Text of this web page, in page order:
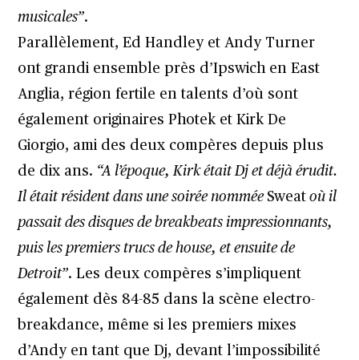
musicales”.
Parallèlement, Ed Handley et Andy Turner
ont grandi ensemble près d’Ipswich en East
Anglia, région fertile en talents d’où sont
également originaires Photek et Kirk De
Giorgio, ami des deux compères depuis plus
de dix ans. “A l’époque, Kirk était Dj et déjà érudit.
Il était résident dans une soirée nommée Sweat où il
passait des disques de breakbeats impressionnants,
puis les premiers trucs de house, et ensuite de
Detroit”. Les deux compères s’impliquent
également dès 84-85 dans la scène electro-
breakdance, même si les premiers mixes
d’Andy en tant que Dj, devant l’impossibilité